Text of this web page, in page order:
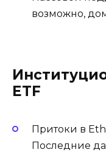
возможно,
ETF
Притоки в
Последние